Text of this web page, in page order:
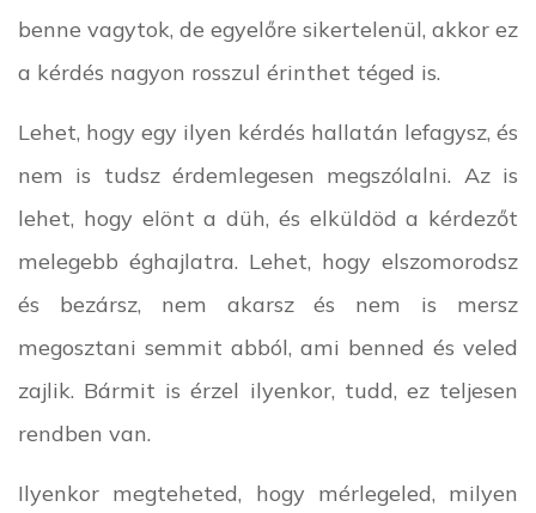
benne vagytok, de egyelőre sikertelenül, akkor ez
a kérdés nagyon rosszul érinthet téged is.
Lehet, hogy egy ilyen kérdés hallatán lefagysz, és
nem is tudsz érdemlegesen megszólalni. Az is
lehet, hogy elönt a düh, és elküldöd a kérdezőt
melegebb éghajlatra. Lehet, hogy elszomorodsz
és bezársz, nem akarsz és nem is mersz
megosztani semmit abból, ami benned és veled
zajlik. Bármit is érzel ilyenkor, tudd, ez teljesen
rendben van.
Ilyenkor megteheted, hogy mérlegeled, milyen